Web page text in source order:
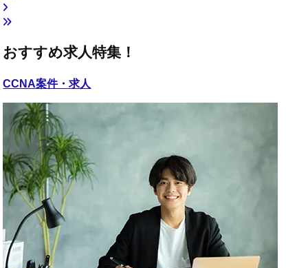
おすすめ求人特集！
CCNA案件・求人